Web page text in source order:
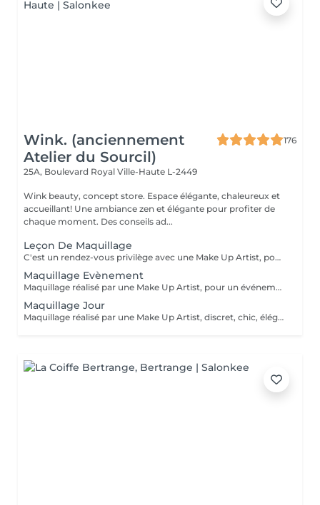
Wink. (anciennement
Atelier du Sourcil)
176
25A, Boulevard Royal Ville-Haute L-2449
Wink beauty, concept store. Espace élégante, chaleureux et
accueillant! Une ambiance zen et élégante pour profiter de
chaque moment. Des conseils ad...
Leçon De Maquillage
C'est un rendez-vous privilège avec une Make Up Artist, pour vous guider dans le choix de votre maquillage et vous apprendre à vous maquiller facilement.
Maquillage Evènement
Maquillage réalisé par une Make Up Artist, pour un événement ( Soirée, Anniversaire, Halloween, Mariage, fêtes de fin d'années...)
Maquillage Jour
Maquillage réalisé par une Make Up Artist, discret, chic, élégant, afin de sublimer votre visage.